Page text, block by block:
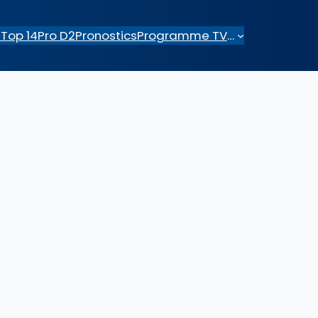
Top 14Pro D2PronosticsProgramme TV…